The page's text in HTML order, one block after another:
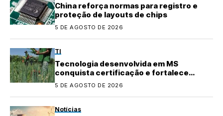
China reforça normas para registro e
proteção de layouts de chips
5 DE AGOSTO DE 2026
TI
Tecnologia desenvolvida em MS
conquista certificação e fortalece
5 DE AGOSTO DE 2026
Notícias